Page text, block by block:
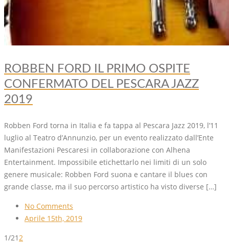
ROBBEN FORD IL PRIMO OSPITE
CONFERMATO DEL PESCARA JAZZ
2019
Robben Ford torna in Italia e fa tappa al Pescara Jazz 2019, l’11
luglio al Teatro d’Annunzio, per un evento realizzato dall’Ente
Manifestazioni Pescaresi in collaborazione con Alhena
Entertainment. Impossibile etichettarlo nei limiti di un solo
genere musicale: Robben Ford suona e cantare il blues con
grande classe, ma il suo percorso artistico ha visto diverse […]
No Comments
Aprile 15th, 2019
1/212